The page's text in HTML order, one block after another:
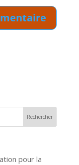
pour la